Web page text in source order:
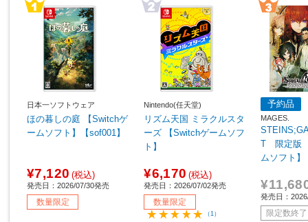
日本一ソフトウェア
ほの暮しの庭 【Switchゲ
ームソフト】【sof001】
¥7,120 (税込)
発売日：2026/07/30発売
数量限定
Nintendo(任天堂)
リズム天国 ミラクルスタ
ーズ 【Switchゲームソフ
ト】
¥6,170 (税込)
発売日：2026/07/02発売
数量限定
（1）
予約品
MAGES.
T 限定版
ムソフト】
発売日：
限定数終了